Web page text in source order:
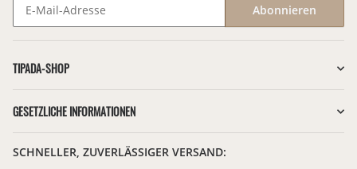
Abonnieren
TIPADA-SHOP
GESETZLICHE INFORMATIONEN
SCHNELLER, ZUVERLÄSSIGER VERSAND: